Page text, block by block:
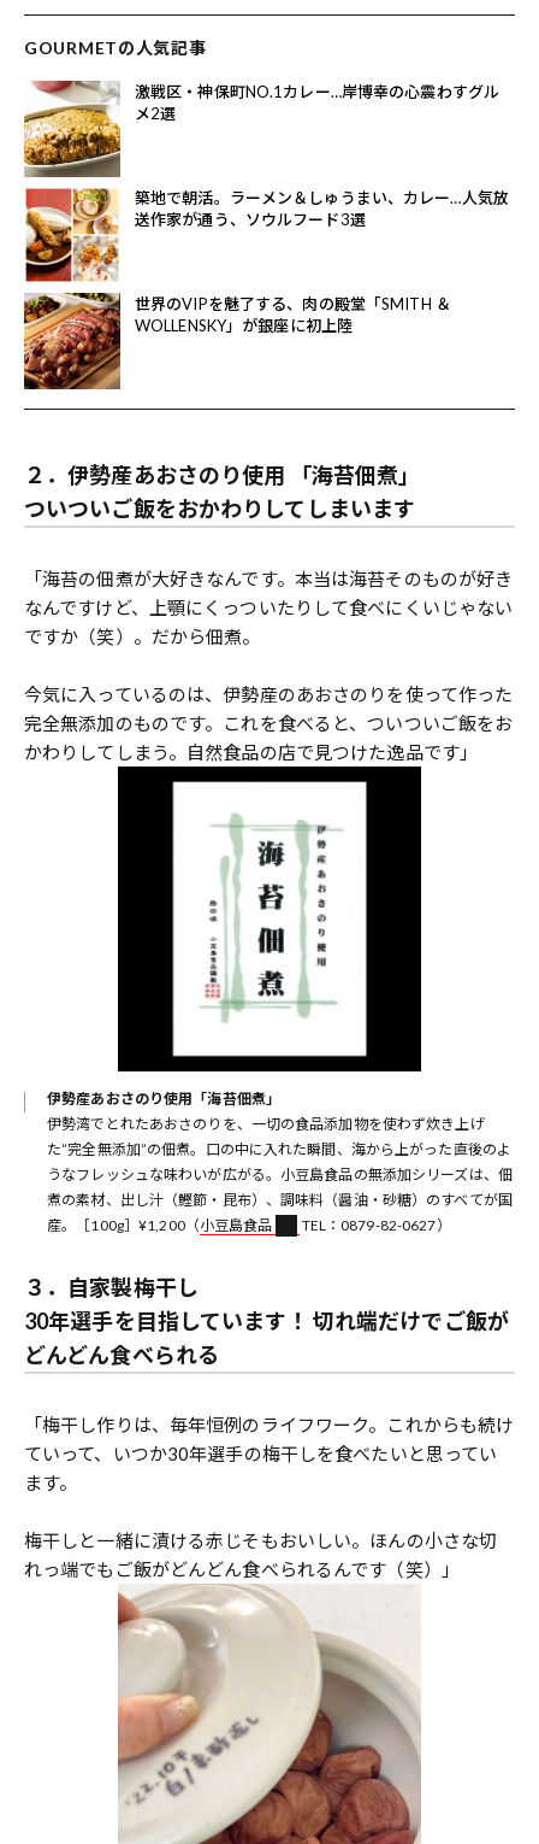
GOURMETの人気記事
激戦区・神保町NO.1カレー…岸博幸の心震わすグル
メ2選
築地で朝活。ラーメン＆しゅうまい、カレー…人気放
送作家が通う、ソウルフード3選
世界のVIPを魅了する、肉の殿堂「SMITH ＆
WOLLENSKY」が銀座に初上陸
２．伊勢産あおさのり使用 「海苔佃煮 」
ついついご飯をおかわりしてしまいます
「海苔の佃煮が大好きなんです。本当は海苔そのものが好き
なんですけど、上顎にくっついたりして食べにくいじゃない
ですか（笑）。だから佃煮。
今気に入っているのは、伊勢産のあおさのりを使って作った
完全無添加のものです。これを食べると、ついついご飯をお
かわりしてしまう。自然食品の店で見つけた逸品です」
伊勢産あおさのり使用「海苔佃煮」
伊勢湾でとれたあおさのりを、一切の食品添加物を使わず炊き上げ
た”完全無添加”の佃煮。口の中に入れた瞬間、海から上がった直後のよ
うなフレッシュな味わいが広がる。小豆島食品の無添加シリーズは、佃
煮の素材、出し汁（鰹節・昆布）、調味料（醤油・砂糖）のすべてが国
産。［100g］¥1,200（小豆島食品 TEL：0879-82-0627）
３．自家製梅干し
30年選手を目指しています！ 切れ端だけでご飯が
どんどん食べられる
「梅干し作りは、毎年恒例のライフワーク。これからも続け
ていって、いつか30年選手の梅干しを食べたいと思ってい
ます。
梅干しと一緒に漬ける赤じそもおいしい。ほんの小さな切
れっ端でもご飯がどんどん食べられるんです（笑）」